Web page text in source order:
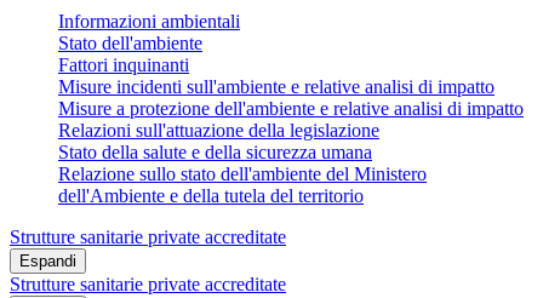
Informazioni ambientali
Stato dell'ambiente
Fattori inquinanti
Misure incidenti sull'ambiente e relative analisi di impatto
Misure a protezione dell'ambiente e relative analisi di impatto
Relazioni sull'attuazione della legislazione
Stato della salute e della sicurezza umana
Relazione sullo stato dell'ambiente del Ministero
dell'Ambiente e della tutela del territorio
Strutture sanitarie private accreditate
Espandi
Strutture sanitarie private accreditate